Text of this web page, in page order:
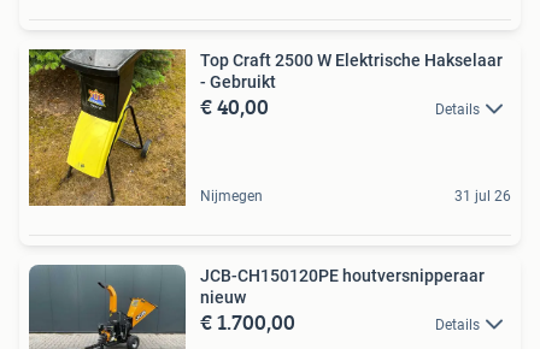
Top Craft 2500 W Elektrische Hakselaar
- Gebruikt
€ 40,00 Details
Nijmegen 31 jul 26
JCB-CH150120PE houtversnipperaar
nieuw
€ 1.700,00 Details